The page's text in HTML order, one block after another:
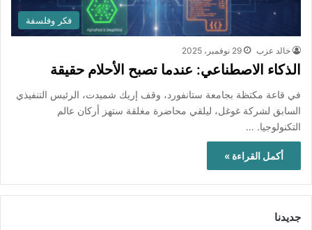
فكر وفلسفة
خالد عزب 29 نوفمبر، 2025
الذكاء الاصطناعي: عندما تصبح الأحلام حقيقة
‏في قاعة مكتظة بجامعة ستانفورد، وقف إريك شميدت، الرئيس التنفيذي
السابق لشركة غوغل، ليلقي محاضرة مغلقة ستهز أركان عالم
التكنولوجيا. …
أكمل القراءة »
جديدنا